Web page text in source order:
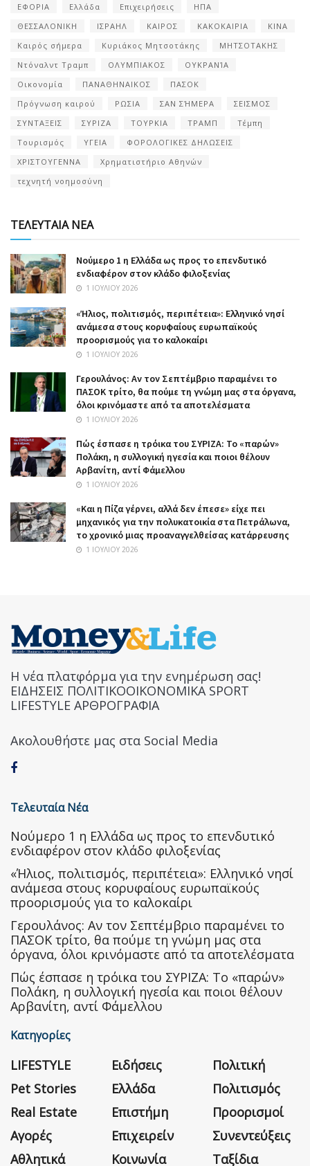
ΕΦΟΡΙΑ
Ελλάδα Επιχειρήσεις
ΗΠΑ
ΘΕΣΣΑΛΟΝΙΚΗ
ΙΣΡΑΗΛ ΚΑΙΡΟΣ ΚΑΚΟΚΑΙΡΙΑ
ΚΙΝΑ
Καιρός σήμερα
Κυριάκος Μητσοτάκης
ΜΗΤΣΟΤΑΚΗΣ
Ντόναλντ Τραμπ
ΟΛΥΜΠΙΑΚΟΣ
ΟΥΚΡΑΝΊΑ
Οικονομία
ΠΑΝΑΘΗΝΑΙΚΟΣ
ΠΑΣΟΚ
Πρόγνωση καιρού
ΡΩΣΙΑ ΣΑΝ ΣΉΜΕΡΑ
ΣΕΙΣΜΟΣ
ΣΥΝΤΑΞΕΙΣ
ΣΥΡΙΖΑ ΤΟΥΡΚΙΑ ΤΡΑΜΠ
Τέμπη
Τουρισμός
ΥΓΕΙΑ
ΦΟΡΟΛΟΓΙΚΕΣ ΔΗΛΩΣΕΙΣ
ΧΡΙΣΤΟΥΓΕΝΝΑ
Χρηματιστήριο Αθηνών
τεχνητή νοημοσύνη
ΤΕΛΕΥΤΑΙΑ ΝΕΑ
Nούμερο 1 η Ελλάδα ως προς το επενδυτικό
ενδιαφέρον στον κλάδο φιλοξενίας
1 ΙΟΥΛΊΟΥ 2026
«Ήλιος, πολιτισμός, περιπέτεια»: Ελληνικό νησί
ανάμεσα στους κορυφαίους ευρωπαϊκούς
προορισμούς για το καλοκαίρι
1 ΙΟΥΛΊΟΥ 2026
Γερουλάνος: Αν τον Σεπτέμβριο παραμένει το
ΠΑΣΟΚ τρίτο, θα πούμε τη γνώμη μας στα όργανα,
όλοι κρινόμαστε από τα αποτελέσματα
1 ΙΟΥΛΊΟΥ 2026
Πώς έσπασε η τρόικα του ΣΥΡΙΖΑ: Το «παρών»
Πολάκη, η συλλογική ηγεσία και ποιοι θέλουν
Αρβανίτη, αντί Φάμελλου
1 ΙΟΥΛΊΟΥ 2026
«Και η Πίζα γέρνει, αλλά δεν έπεσε» είχε πει
μηχανικός για την πολυκατοικία στα Πετράλωνα,
το χρονικό μιας προαναγγελθείσας κατάρρευσης
1 ΙΟΥΛΊΟΥ 2026
Η νέα πλατφόρμα για την ενημέρωση σας!
ΕΙΔΗΣΕΙΣ ΠΟΛΙΤΙΚΟΟΙΚΟΝΟΜΙΚΑ SPORT
LIFESTYLE ΑΡΘΡΟΓΡΑΦΙΑ
Ακολουθήστε μας στα Social Media
Τελευταία Νέα
Nούμερο 1 η Ελλάδα ως προς το επενδυτικό
ενδιαφέρον στον κλάδο φιλοξενίας
«Ήλιος, πολιτισμός, περιπέτεια»: Ελληνικό νησί
ανάμεσα στους κορυφαίους ευρωπαϊκούς
προορισμούς για το καλοκαίρι
Γερουλάνος: Αν τον Σεπτέμβριο παραμένει το
ΠΑΣΟΚ τρίτο, θα πούμε τη γνώμη μας στα
όργανα, όλοι κρινόμαστε από τα αποτελέσματα
Πώς έσπασε η τρόικα του ΣΥΡΙΖΑ: Το «παρών»
Πολάκη, η συλλογική ηγεσία και ποιοι θέλουν
Αρβανίτη, αντί Φάμελλου
Κατηγορίες
LIFESTYLE
Pet Stories
Real Estate
Αγορές
Αθλητικά
Ειδήσεις
Ελλάδα
Επιστήμη
Επιχειρείν
Κοινωνία
Πολιτική
Πολιτισμός
Προορισμοί
Συνεντεύξεις
Ταξίδια